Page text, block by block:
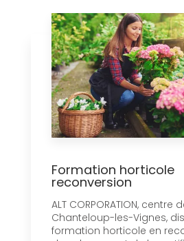
Formation horticole
reconversion
ALT CORPORATION,
Chanteloup-les-Vignes,
formation horticole en